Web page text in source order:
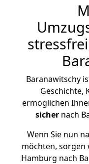
Baranawitschy
Geschichte,
ermöglichen
sichernach
Wenn Sie nun
möchten, sorgen
Hamburg nach